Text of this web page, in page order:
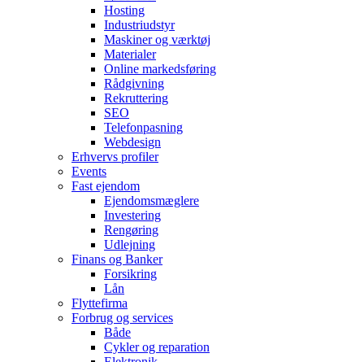
Hosting
Industriudstyr
Maskiner og værktøj
Materialer
Online markedsføring
Rådgivning
Rekruttering
SEO
Telefonpasning
Webdesign
Erhvervs profiler
Events
Fast ejendom
Ejendomsmæglere
Investering
Rengøring
Udlejning
Finans og Banker
Forsikring
Lån
Flyttefirma
Forbrug og services
Både
Cykler og reparation